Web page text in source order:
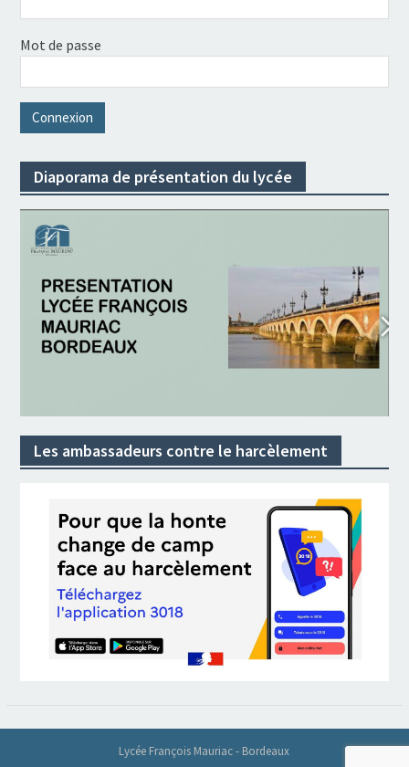
Mot de passe
Diaporama de présentation du lycée
Les ambassadeurs contre le harcèlement
Lycée François Mauriac - Bordeaux